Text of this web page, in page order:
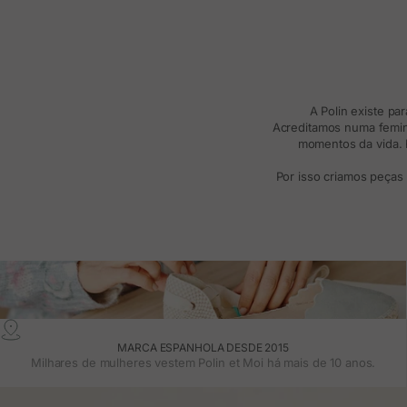
A Polin existe
Acreditamos numa
momentos da
Por isso criamos
MARCA ESPANHOLA DESDE 2015
Milhares de mulheres vestem Polin et Moi há mais de 10 anos.